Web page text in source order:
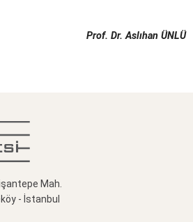
Prof. Dr. Aslıhan ÜNLÜ
Mah.
- İstanbul